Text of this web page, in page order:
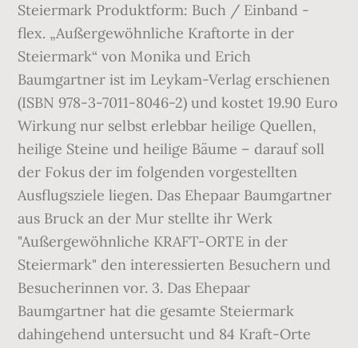
Steiermark Produktform: Buch / Einband -
flex. „Außergewöhnliche Kraftorte in der
Steiermark“ von Monika und Erich
Baumgartner ist im Leykam-Verlag erschienen
(ISBN 978-3-7011-8046-2) und kostet 19.90 Euro
Wirkung nur selbst erlebbar heilige Quellen,
heilige Steine und heilige Bäume – darauf soll
der Fokus der im folgenden vorgestellten
Ausflugsziele liegen. Das Ehepaar Baumgartner
aus Bruck an der Mur stellte ihr Werk
"Außergewöhnliche KRAFT-ORTE in der
Steiermark" den interessierten Besuchern und
Besucherinnen vor. 3. Das Ehepaar
Baumgartner hat die gesamte Steiermark
dahingehend untersucht und 84 Kraft-Orte